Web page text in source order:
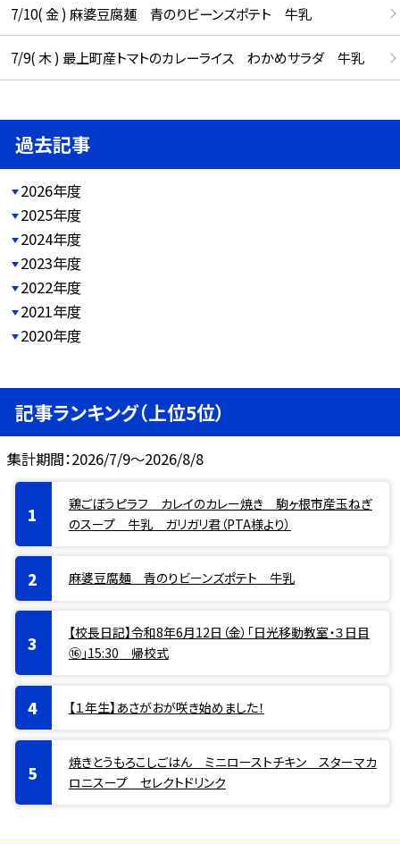
7/10( 金 ) 麻婆豆腐麺 青のりビーンズポテト 牛乳
7/9( 木 ) 最上町産トマトのカレーライス わかめサラダ 牛乳
過去記事
2026年度
2025年度
2024年度
2023年度
2022年度
2021年度
2020年度
記事ランキング（上位5位）
集計期間：2026/7/9～2026/8/8
鶏ごぼうピラフ カレイのカレー焼き 駒ヶ根市産玉ねぎ
のスープ 牛乳 ガリガリ君（PTA様より）
麻婆豆腐麺 青のりビーンズポテト 牛乳
【校長日記】令和8年6月12日（金）「日光移動教室・３日目
⑯」15:30 帰校式
【１年生】あさがおが咲き始めました！
焼きとうもろこしごはん ミニローストチキン スターマカ
ロニスープ セレクトドリンク